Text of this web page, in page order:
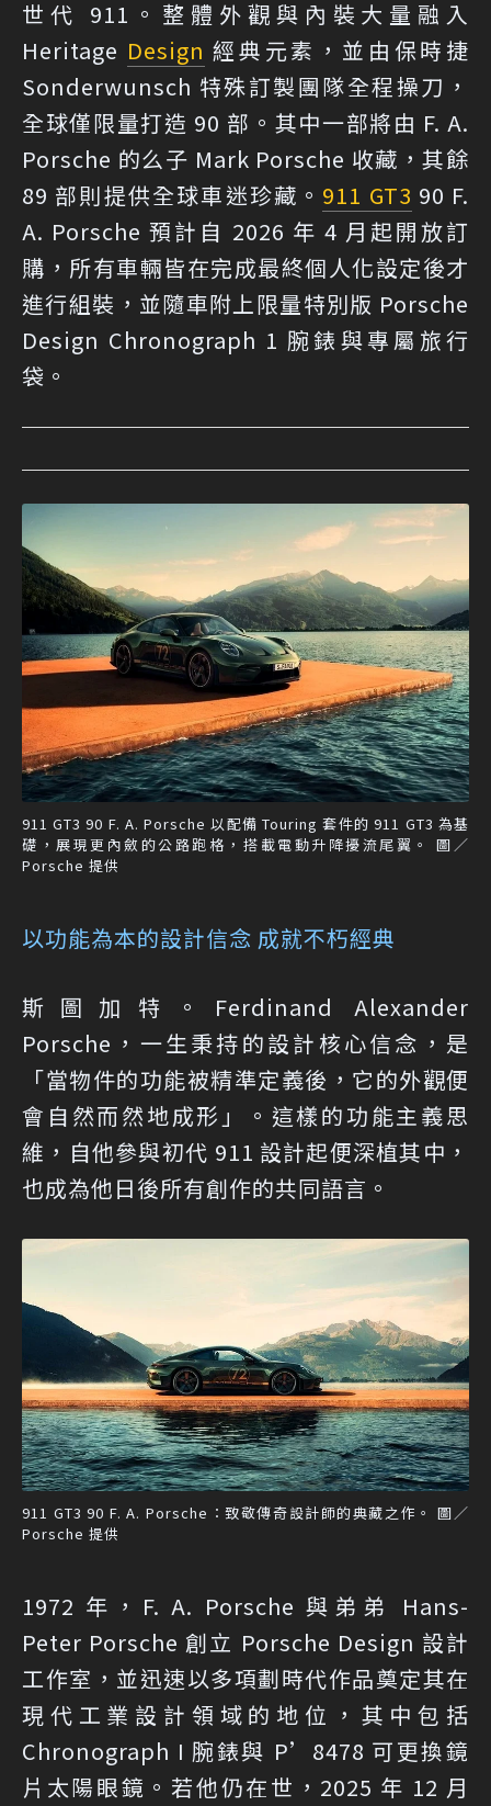
世代 911。整體外觀與內裝大量融入
Heritage Design 經典元素，並由保時捷
Sonderwunsch 特殊訂製團隊全程操刀，
全球僅限量打造 90 部。其中一部將由 F. A.
Porsche 的么子 Mark Porsche 收藏，其餘
89 部則提供全球車迷珍藏。 911 GT3 90 F.
A. Porsche 預計自 2026 年 4 月起開放訂
購，所有車輛皆在完成最終個人化設定後才
進行組裝，並隨車附上限量特別版 Porsche
Design Chronograph 1 腕錶與專屬旅行
袋。
911 GT3 90 F. A. Porsche 以配備 Touring 套件的 911 GT3 為基
礎，展現更內斂的公路跑格，搭載電動升降擾流尾翼。 圖／
Porsche 提供
以功能為本的設計信念 成就不朽經典
斯圖加特。Ferdinand Alexander
Porsche，一生秉持的設計核心信念，是
「當物件的功能被精準定義後，它的外觀便
會自然而然地成形」。這樣的功能主義思
維，自他參與初代 911 設計起便深植其中，
也成為他日後所有創作的共同語言。
911 GT3 90 F. A. Porsche：致敬傳奇設計師的典藏之作。 圖／
Porsche 提供
1972 年，F. A. Porsche 與弟弟 Hans-
Peter Porsche 創立 Porsche Design 設計
工作室，並迅速以多項劃時代作品奠定其在
現代工業設計領域的地位，其中包括
Chronograph I 腕錶與 P’8478 可更換鏡
片太陽眼鏡。若他仍在世，2025 年 12 月